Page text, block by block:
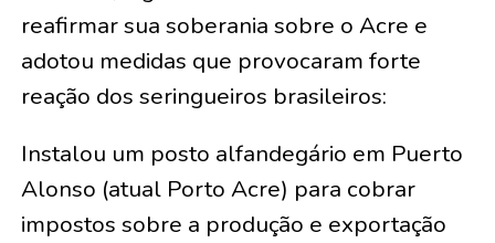
reafirmar sua soberania sobre o Acre e
adotou medidas que provocaram forte
reação dos seringueiros brasileiros:
Instalou um posto alfandegário em Puerto
Alonso (atual Porto Acre) para cobrar
impostos sobre a produção e exportação